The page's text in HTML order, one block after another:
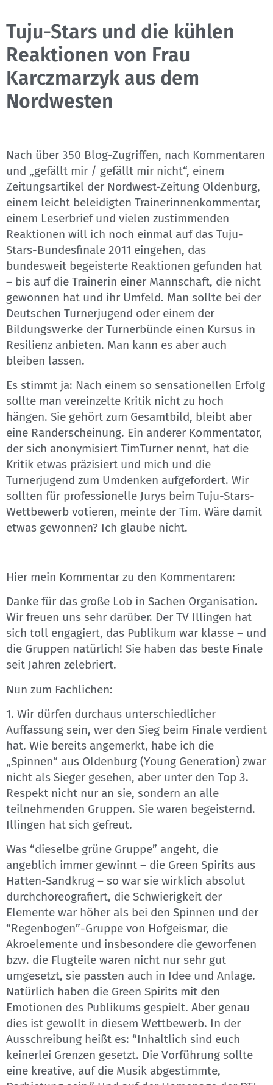
Tuju-Stars und die kühlen
Reaktionen von Frau
Karczmarzyk aus dem
Nordwesten
Nach über 350 Blog-Zugriffen, nach Kommentaren
und „gefällt mir / gefällt mir nicht“, einem
Zeitungsartikel der Nordwest-Zeitung Oldenburg,
einem leicht beleidigten Trainerinnenkommentar,
einem Leserbrief und vielen zustimmenden
Reaktionen will ich noch einmal auf das Tuju-
Stars-Bundesfinale 2011 eingehen, das
bundesweit begeisterte Reaktionen gefunden hat
– bis auf die Trainerin einer Mannschaft, die nicht
gewonnen hat und ihr Umfeld. Man sollte bei der
Deutschen Turnerjugend oder einem der
Bildungswerke der Turnerbünde einen Kursus in
Resilienz anbieten. Man kann es aber auch
bleiben lassen.
Es stimmt ja: Nach einem so sensationellen Erfolg
sollte man vereinzelte Kritik nicht zu hoch
hängen. Sie gehört zum Gesamtbild, bleibt aber
eine Randerscheinung. Ein anderer Kommentator,
der sich anonymisiert TimTurner nennt, hat die
Kritik etwas präzisiert und mich und die
Turnerjugend zum Umdenken aufgefordert. Wir
sollten für professionelle Jurys beim Tuju-Stars-
Wettbewerb votieren, meinte der Tim. Wäre damit
etwas gewonnen? Ich glaube nicht.
Hier mein Kommentar zu den Kommentaren:
Danke für das große Lob in Sachen Organisation.
Wir freuen uns sehr darüber. Der TV Illingen hat
sich toll engagiert, das Publikum war klasse – und
die Gruppen natürlich! Sie haben das beste Finale
seit Jahren zelebriert.
Nun zum Fachlichen:
1. Wir dürfen durchaus unterschiedlicher
Auffassung sein, wer den Sieg beim Finale verdient
hat. Wie bereits angemerkt, habe ich die
„Spinnen“ aus Oldenburg (Young Generation) zwar
nicht als Sieger gesehen, aber unter den Top 3.
Respekt nicht nur an sie, sondern an alle
teilnehmenden Gruppen. Sie waren begeisternd.
Illingen hat sich gefreut.
Was “dieselbe grüne Gruppe” angeht, die
angeblich immer gewinnt – die Green Spirits aus
Hatten-Sandkrug – so war sie wirklich absolut
durchchoreografiert, die Schwierigkeit der
Elemente war höher als bei den Spinnen und der
“Regenbogen”-Gruppe von Hofgeismar, die
Akroelemente und insbesondere die geworfenen
bzw. die Flugteile waren nicht nur sehr gut
umgesetzt, sie passten auch in Idee und Anlage.
Natürlich haben die Green Spirits mit den
Emotionen des Publikums gespielt. Aber genau
dies ist gewollt in diesem Wettbewerb. In der
Ausschreibung heißt es: “Inhaltlich sind euch
keinerlei Grenzen gesetzt. Die Vorführung sollte
eine kreative, auf die Musik abgestimmte,